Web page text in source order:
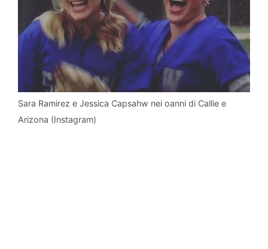
Sara Ramirez e Jessica Capsahw nei oanni di Callie e
Arizona (Instagram)